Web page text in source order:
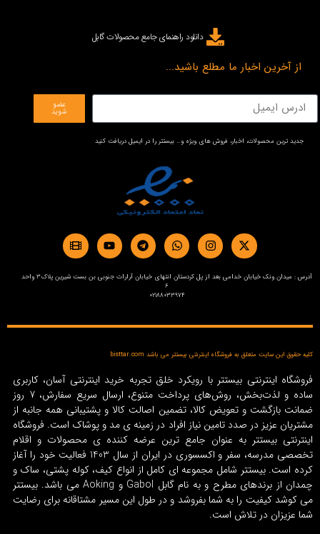
دانلود راهنمای جامع محصولات گابل
از آخرین اخبار ما مطلع باشید...
عضو
شوید
جدید ترین محصولات، اخبار، فروش های ویژه و… بیستتر را در ایمیل دریافت کنید
آدرس : میدان ونک خیابان خدامی بعد از پل کردستان انتهای خیابان آرارات جنوبی بن بست شیرین پلاک3 واحد
6
02188033974
کلیه حقوق این سایت متعلق به فروشگاه اینترنتی بیستتر می باشد bisttar.com
فروشگاه اینترنتی بیستتر با رویکرد خلق تجربه خرید اینترنتی آسان، کاربری
ساده و لذت‌بخش، روش‌های پرداخت متنوع، ارسال سریع سفارش، 7 روز
ضمانت بازگشت و تعویض کالا، تضمین اصالت کالا و پشتیبانی همه جانبه از
مشتریان عزیز در صدد تامین نیاز افراد در زمینه‌ ی مد و پوشاک است. فروشگاه
اینترنتی بیستتر به عنوان جامع ترین عرضه کننده ی محصولات و اقلام
تخصصی مدرسه، سفر و اکسسوری در ایران از سال 1403 فعالیت خود را آغاز
کرده است. بیستتر شامل مجموعه ای کامل از انواع کیف، کوله پشتی، ساک و
چمدان از برندهای مطرح و به نام گابل Gabol و Aoking می باشد. بیستتر
می کوشد کیفیت را به شما بفروشد و در طول این مسیر مشتاقانه برای رضایت
شما عزیزان در تلاش است.